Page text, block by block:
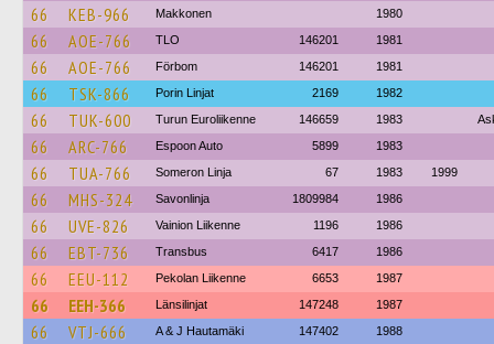
66 KEB-966 Makkonen 1980
66 AOE-766 TLO 146201 1981
66 AOE-766 Förbom 146201 1981
66 TSK-866 Porin Linjat 2169 1982
66 TUK-600 Turun Euroliikenne 146659 1983
66 ARC-766 Espoon Auto 5899 1983
66 TUA-766 Someron Linja 67 1983 1999
66 MHS-324 Savonlinja 1809984 1986
66 UVE-826 Vainion Liikenne 1196 1986
66 EBT-736 Transbus 6417 1986
66 EEU-112 Pekolan Liikenne 6653 1987
66 EEH-366 Länsilinjat 147248 1987
66 VTJ-666 A & J Hautamäki 147402 1988